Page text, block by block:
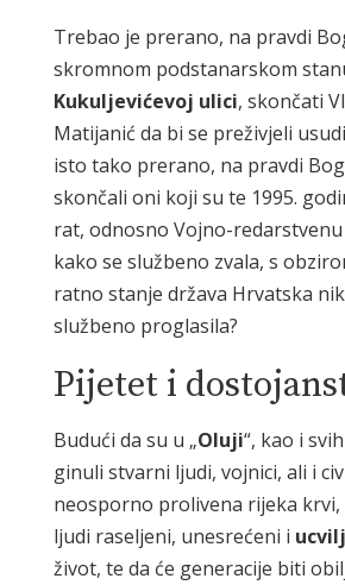
Trebao je prerano, na pravdi
skromnom podstanarskom
Kukuljevićevoj ulici, skončati
Matijanić da bi se preživjeli
isto tako prerano, na pravdi
skončali oni koji su te 1995.
rat, odnosno Vojno-redarstvenu
kako se službeno zvala, s
ratno stanje država Hrvatska
službeno proglasila?
Pijetet i
Budući da su u „Oluji“, kao i
ginuli stvarni ljudi, vojnici, ali i
neosporno prolivena rijeka krvi,
ljudi raseljeni, unesrećeni i
život, te da će generacije biti